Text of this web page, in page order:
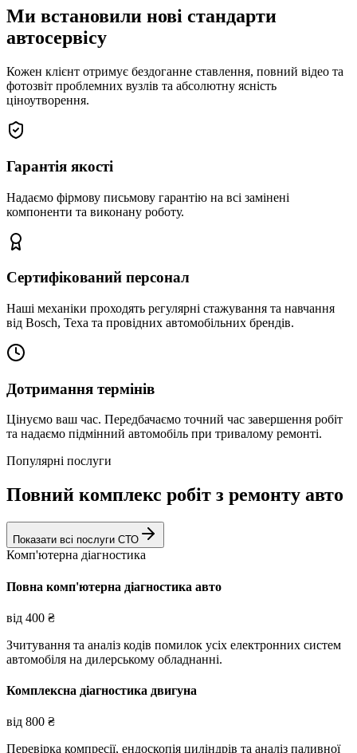
Ми встановили нові стандарти
автосервісу
Кожен клієнт отримує бездоганне ставлення, повний відео та
фотозвіт проблемних вузлів та абсолютну ясність
ціноутворення.
Гарантія якості
Надаємо фірмову письмову гарантію на всі замінені
компоненти та виконану роботу.
Сертифікований персонал
Наші механіки проходять регулярні стажування та навчання
від Bosch, Texa та провідних автомобільних брендів.
Дотримання термінів
Цінуємо ваш час. Передбачаємо точний час завершення робіт
та надаємо підмінний автомобіль при тривалому ремонті.
Популярні послуги
Повний комплекс робіт з ремонту авто
Показати всі послуги СТО
Комп'ютерна діагностика
Повна комп'ютерна діагностика авто
від 400 ₴
Зчитування та аналіз кодів помилок усіх електронних систем
автомобіля на дилерському обладнанні.
Комплексна діагностика двигуна
від 800 ₴
Перевірка компресії, ендоскопія циліндрів та аналіз паливної